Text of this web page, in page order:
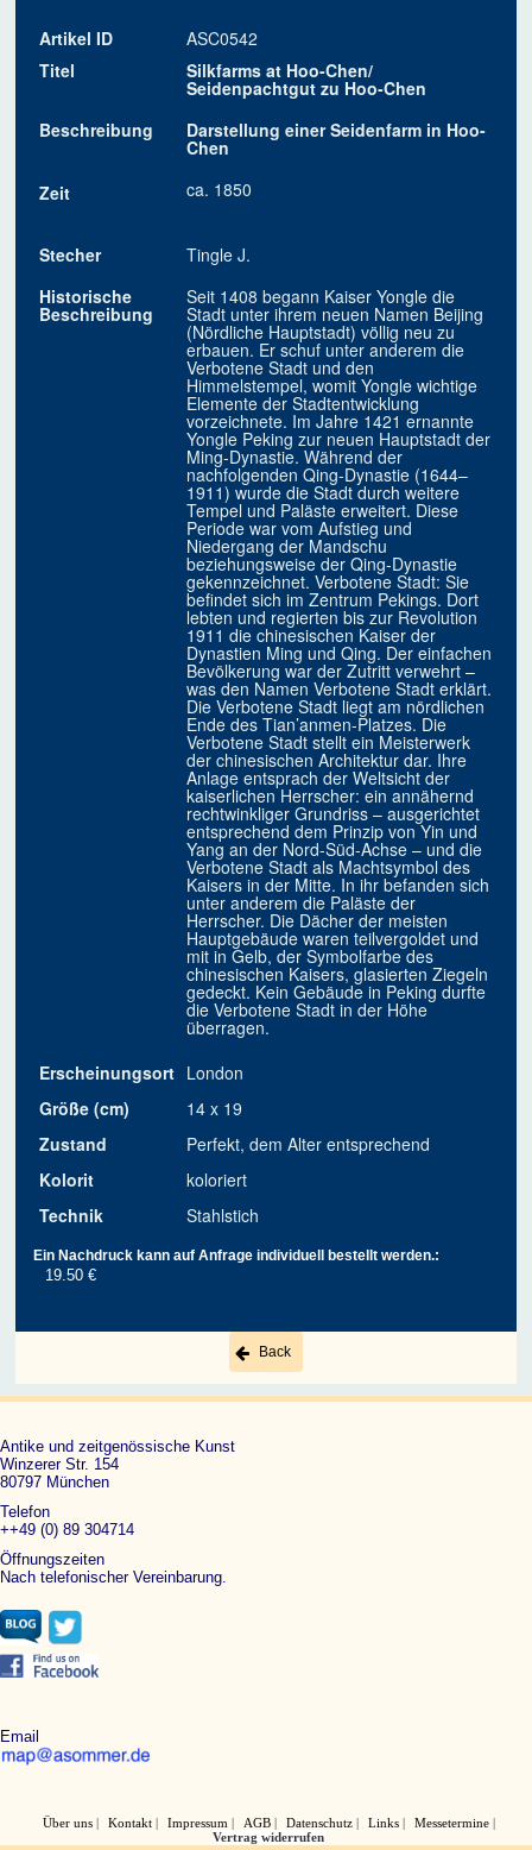
Artikel ID
ASC0542
Titel
Silkfarms at Hoo-Chen/
Seidenpachtgut zu Hoo-Chen
Beschreibung
Darstellung einer Seidenfarm in Hoo-
Chen
Zeit
ca. 1850
Stecher
Tingle J.
Historische
Beschreibung
Seit 1408 begann Kaiser Yongle die
Stadt unter ihrem neuen Namen Beijing
(Nördliche Hauptstadt) völlig neu zu
erbauen. Er schuf unter anderem die
Verbotene Stadt und den
Himmelstempel, womit Yongle wichtige
Elemente der Stadtentwicklung
vorzeichnete. Im Jahre 1421 ernannte
Yongle Peking zur neuen Hauptstadt der
Ming-Dynastie. Während der
nachfolgenden Qing-Dynastie (1644–
1911) wurde die Stadt durch weitere
Tempel und Paläste erweitert. Diese
Periode war vom Aufstieg und
Niedergang der Mandschu
beziehungsweise der Qing-Dynastie
gekennzeichnet. Verbotene Stadt: Sie
befindet sich im Zentrum Pekings. Dort
lebten und regierten bis zur Revolution
1911 die chinesischen Kaiser der
Dynastien Ming und Qing. Der einfachen
Bevölkerung war der Zutritt verwehrt –
was den Namen Verbotene Stadt erklärt.
Die Verbotene Stadt liegt am nördlichen
Ende des Tian’anmen-Platzes. Die
Verbotene Stadt stellt ein Meisterwerk
der chinesischen Architektur dar. Ihre
Anlage entsprach der Weltsicht der
kaiserlichen Herrscher: ein annähernd
rechtwinkliger Grundriss – ausgerichtet
entsprechend dem Prinzip von Yin und
Yang an der Nord-Süd-Achse – und die
Verbotene Stadt als Machtsymbol des
Kaisers in der Mitte. In ihr befanden sich
unter anderem die Paläste der
Herrscher. Die Dächer der meisten
Hauptgebäude waren teilvergoldet und
mit in Gelb, der Symbolfarbe des
chinesischen Kaisers, glasierten Ziegeln
gedeckt. Kein Gebäude in Peking durfte
die Verbotene Stadt in der Höhe
überragen.
Erscheinungsort London
Größe (cm)
14 x 19
Zustand
Perfekt, dem Alter entsprechend
Kolorit
koloriert
Technik
Stahlstich
Ein Nachdruck kann auf Anfrage individuell bestellt werden.:
19.50 €
Back
Antike und zeitgenössische Kunst
Winzerer Str. 154
80797 München
Telefon
++49 (0) 89 304714
Öffnungszeiten
Nach telefonischer Vereinbarung.
Email
Über uns Kontakt Impressum AGB Datenschutz Links
Messetermine
Vertrag widerrufen